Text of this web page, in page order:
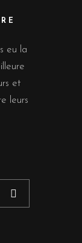
eu la
et
leurs